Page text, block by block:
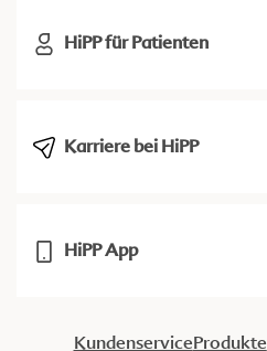
HiPP für Patienten
Karriere bei HiPP
HiPP App
KundenserviceProdukte